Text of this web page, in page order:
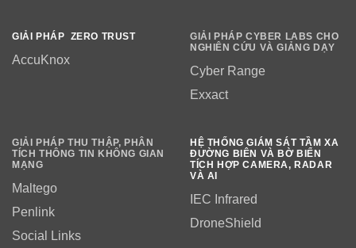
GIẢI PHÁP ZERO TRUST
AccuKnox
GIẢI PHÁP CYBER LABS CHO
NGHIÊN CỨU VÀ GIẢNG DẠY
Cyber Range
Exxact
GIẢI PHÁP THU THẬP, PHÂN
TÍCH THÔNG TIN KHÔNG GIAN
MẠNG
Maltego
Penlink
Social Links
HỆ THỐNG GIÁM SÁT TẦM XA
ĐƯỜNG BIÊN VÀ BỜ BIỂN
TÍCH HỢP CAMERA, RADAR
VÀ AI
IEC Infrared
DroneShield